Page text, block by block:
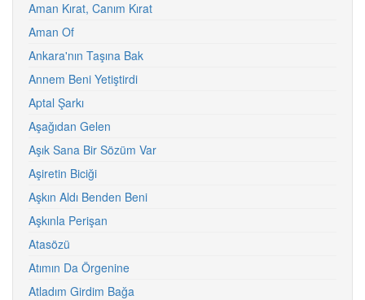
Aman Kırat, Canım Kırat
Aman Of
Ankara'nın Taşına Bak
Annem Beni Yetiştirdi
Aptal Şarkı
Aşağıdan Gelen
Aşık Sana Bir Sözüm Var
Aşiretin Biciği
Aşkın Aldı Benden Beni
Aşkınla Perişan
Atasözü
Atımın Da Örgenine
Atladım Girdim Bağa